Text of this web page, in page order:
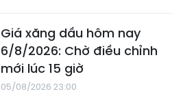
Giá xăng dầu hôm nay
6/8/2026: Chờ điều chỉnh
mới lúc 15 giờ
05/08/2026 23:00